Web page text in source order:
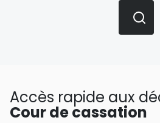
Accès rapide aux
Cour de cassation